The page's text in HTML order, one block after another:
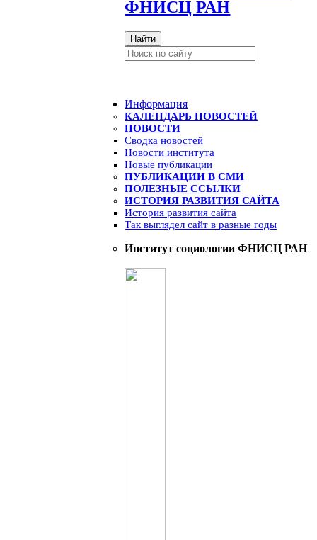
ФНИСЦ РАН
Найти
Информация
КАЛЕНДАРЬ НОВОСТЕЙ
НОВОСТИ
Сводка новостей
Новости института
Новые публикации
ПУБЛИКАЦИИ В СМИ
ПОЛЕЗНЫЕ ССЫЛКИ
ИСТОРИЯ РАЗВИТИЯ САЙТА
История развития сайта
Так выглядел сайт в разные годы
Институт социологии ФНИСЦ РАН